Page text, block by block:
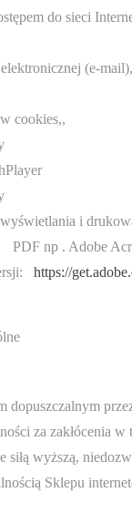
do sieci
(e-mail),
cookies,,
i
np . Adobe
https://
dopuszczalnym
za zakłócenia
siłą wyższą,
Sklepu